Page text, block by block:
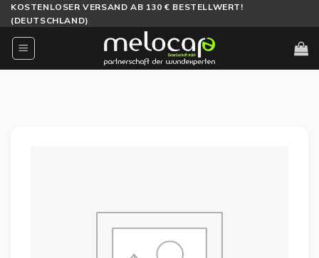
Zum
Inhalt
springen
KOSTENLOSER VERSAND AB 130 € BESTELLWERT!
(DEUTSCHLAND)